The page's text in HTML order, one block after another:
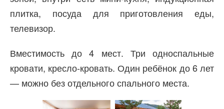
плитка, посуда для приготовления еды,
телевизор.
Вместимость до 4 мест. Три односпальные
кровати, кресло-кровать. Один ребёнок до 6 лет
— можно без отдельного спального места.